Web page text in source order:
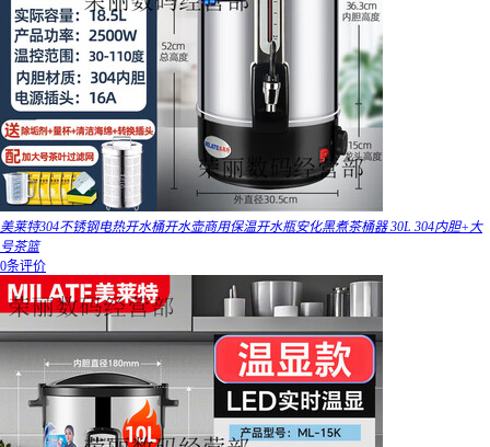
美莱特304不锈钢电热开水桶开水壶商用保温开水瓶安化黑煮茶桶器 30L 304内胆+大
号茶篮
0条评价